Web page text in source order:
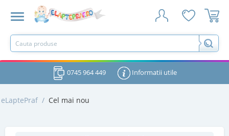
0745 964 449 Informatii utile
eLaptePraf / Cel mai nou